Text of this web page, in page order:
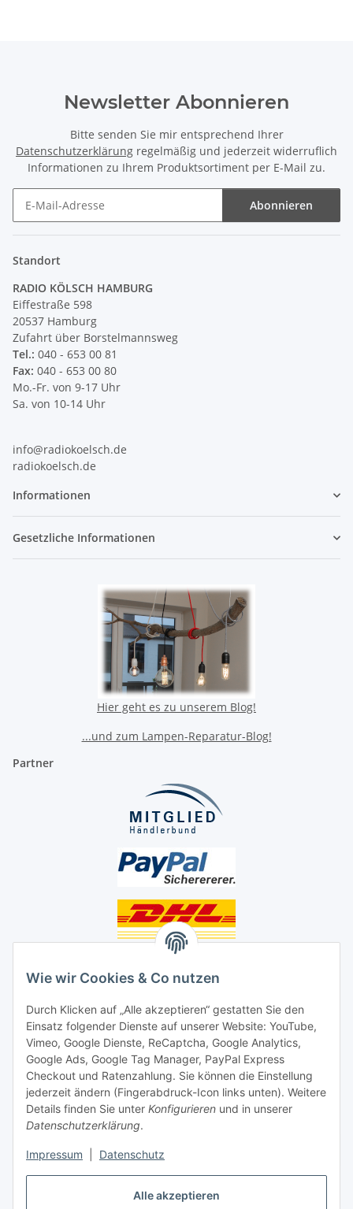
Alle akzeptieren
Wie wir Cookies & Co nutzen
Durch Klicken auf „Alle akzeptieren“ gestatten Sie den
Einsatz folgender Dienste auf unserer Website: YouTube,
Vimeo, Google Dienste, ReCaptcha, Google Analytics,
Google Ads, Google Tag Manager, PayPal Express
Checkout und Ratenzahlung. Sie können die Einstellung
jederzeit ändern (Fingerabdruck-Icon links unten). Weitere
Details finden Sie unter Konfigurieren und in unserer
Datenschutzerklärung.
Impressum Datenschutz
Newsletter Abonnieren
Bitte senden Sie mir entsprechend Ihrer
Datenschutzerklärung regelmäßig und jederzeit widerruflich
Informationen zu Ihrem Produktsortiment per E-Mail zu.
Abonnieren
Standort
RADIO KÖLSCH HAMBURG
Eiffestraße 598
20537 Hamburg
Zufahrt über Borstelmannsweg
Tel.: 040 - 653 00 81
Fax: 040 - 653 00 80
Mo.-Fr. von 9-17 Uhr
Sa. von 10-14 Uhr
info@radiokoelsch.de
radiokoelsch.de
Informationen
Gesetzliche Informationen
Hier geht es zu unserem Blog!
...und zum Lampen-Reparatur-Blog!
Partner
Social Media
Unsere Dienstleistungen
Lampenreparatur
Lichtservice für Senioren
Vertrag widerrufen